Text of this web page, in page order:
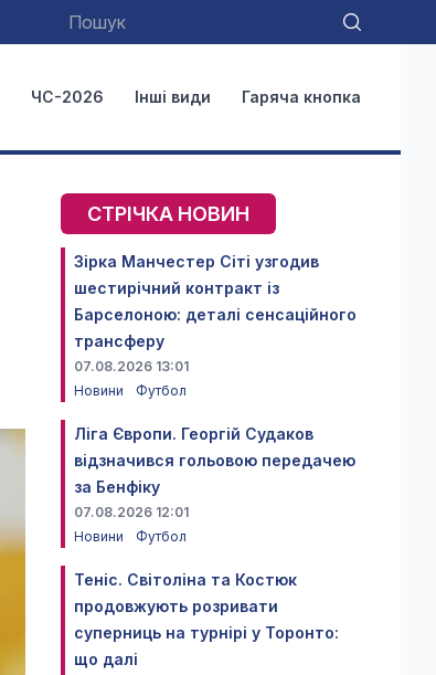
ЧС-2026 Інші види Гаряча кнопка
СТРІЧКА НОВИН
Зірка Манчестер Сіті узгодив
шестирічний контракт із
Барселоною: деталі сенсаційного
трансферу
07.08.2026 13:01
Новини
Футбол
Ліга Європи. Георгій Судаков
відзначився гольовою передачею
за Бенфіку
07.08.2026 12:01
Новини
Футбол
Теніс. Світоліна та Костюк
продовжують розривати
суперниць на турнірі у Торонто:
що далі